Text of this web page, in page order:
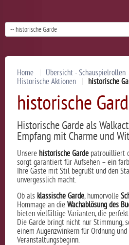
Home
Übersicht - Schauspielrollen
Historische Aktionen
historische
historische
Historische Gardeals
Empfang mit Charme und
Unsere historische Garde patrouilliert
sorgt garantiert für Aufsehen – ein
Ihre Gäste mit Stil begrüßt und den
unvergesslich macht.
Ob als klassische Garde, humorvolle
Hommage an die Wachablösung des
bieten vielfältige Varianten,die perfekt
Die Garde bringt nicht nur Stimmung,
einem Augenzwinkern für Ordnung und
Veranstaltungsbeginn.